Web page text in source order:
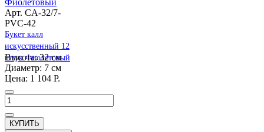
Арт. CA-32/7-
PVC-42
Букет калл
искусственный 12
штук Фиолетовый
Высота: 32 см
Диаметр: 7 см
Цена: 1 104 Р.